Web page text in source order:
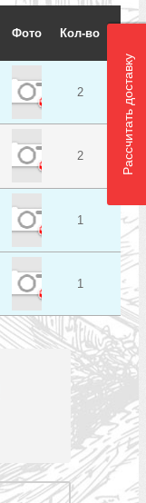
Фото Кол-во
2
пр.
2
пр.
1
1
Рассчитать доставку